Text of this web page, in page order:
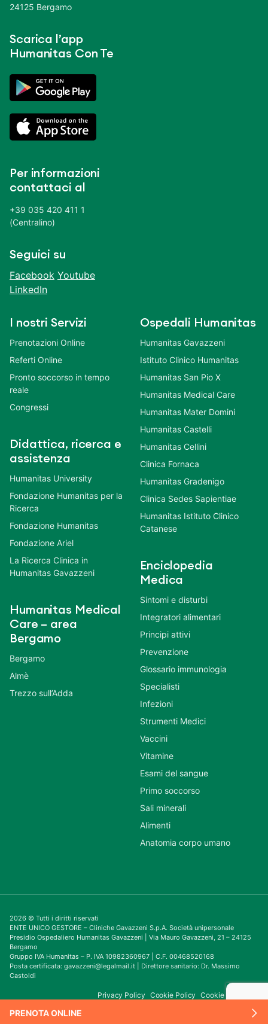
PRENOTA ONLINE
24125 Bergamo
Scarica l’app
Humanitas Con Te
Per informazioni
contattaci al
+39 035 420 411 1
(Centralino)
Seguici su
Facebook Youtube
LinkedIn
I nostri Servizi
Prenotazioni Online
Referti Online
Pronto soccorso in tempo
reale
Congressi
Didattica, ricerca e
assistenza
Humanitas University
Fondazione Humanitas per la
Ricerca
Fondazione Humanitas
Fondazione Ariel
La Ricerca Clinica in
Humanitas Gavazzeni
Humanitas Medical
Care – area
Bergamo
Bergamo
Almè
Trezzo sull’Adda
Ospedali Humanitas
Humanitas Gavazzeni
Istituto Clinico Humanitas
Humanitas San Pio X
Humanitas Medical Care
Humanitas Mater Domini
Humanitas Castelli
Humanitas Cellini
Clinica Fornaca
Humanitas Gradenigo
Clinica Sedes Sapientiae
Humanitas Istituto Clinico
Catanese
Enciclopedia
Medica
Sintomi e disturbi
Integratori alimentari
Principi attivi
Prevenzione
Glossario immunologia
Specialisti
Infezioni
Strumenti Medici
Vaccini
Vitamine
Esami del sangue
Primo soccorso
Sali minerali
Alimenti
Anatomia corpo umano
2026 © Tutti i diritti riservati
ENTE UNICO GESTORE – Cliniche Gavazzeni S.p.A. Società unipersonale
Presidio Ospedaliero Humanitas Gavazzeni | Via Mauro Gavazzeni, 21 – 24125
Bergamo
Gruppo IVA Humanitas – P. IVA 10982360967 | C.F. 00468520168
Posta certificata: gavazzeni@legalmail.it | Direttore sanitario: Dr. Massimo
Castoldi
Privacy Policy Cookie Policy Cookie Consent